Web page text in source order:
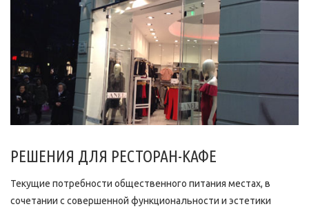
РЕШЕНИЯ ДЛЯ РЕСТОРАН-КАФЕ
Текущие потребности общественного питания местах, в
сочетании с совершенной функциональности и эстетики